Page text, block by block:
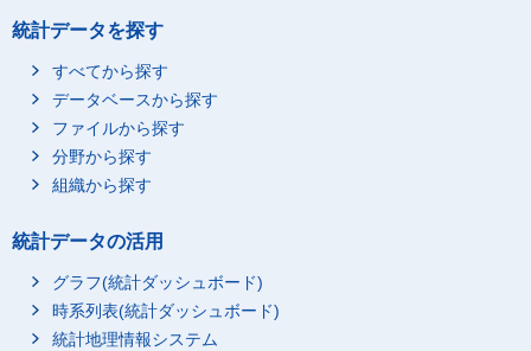
統計データを探す
すべてから探す
データベースから探す
ファイルから探す
分野から探す
組織から探す
統計データの活用
グラフ(統計ダッシュボード)
時系列表(統計ダッシュボード)
統計地理情報システム